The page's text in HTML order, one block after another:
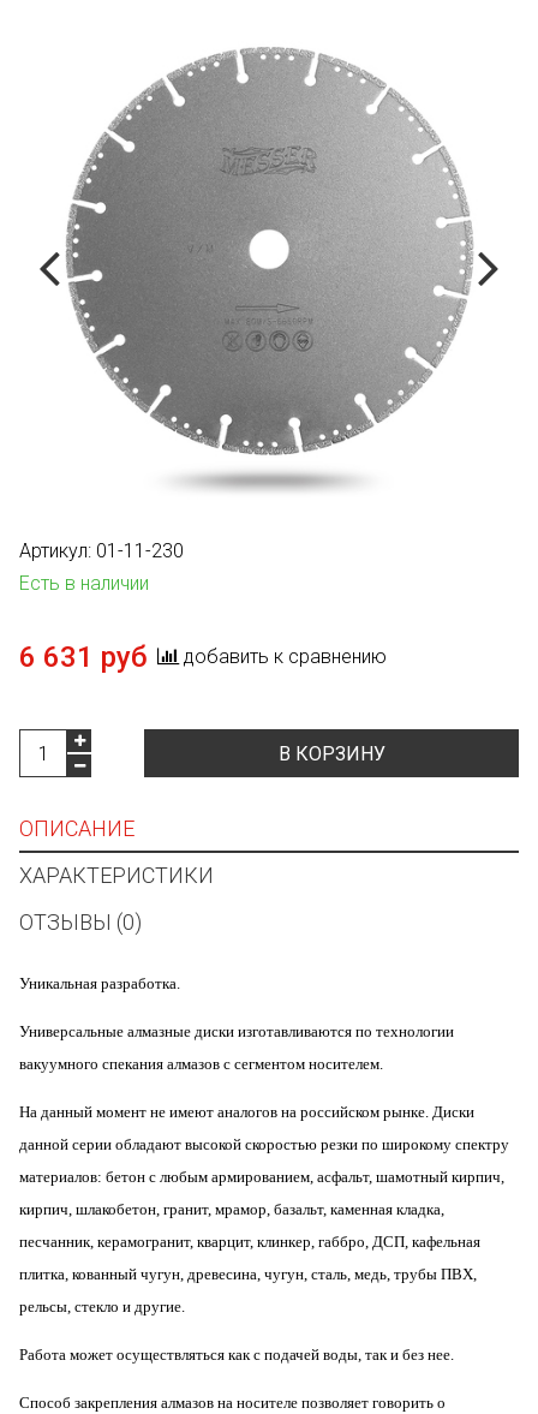
Артикул: 01-11-230
Есть в наличии
6 631 руб добавить к сравнению
В КОРЗИНУ
ОПИСАНИЕ
ХАРАКТЕРИСТИКИ
ОТЗЫВЫ (0)
Уникальная разработка.
Универсальные алмазные диски изготавливаются по технологии
вакуумного спекания алмазов с сегментом носителем.
На данный момент не имеют аналогов на российском рынке. Диски
данной серии обладают высокой скоростью резки по широкому спектру
материалов: бетон с любым армированием, асфальт, шамотный кирпич,
кирпич, шлакобетон, гранит, мрамор, базальт, каменная кладка,
песчанник, керамогранит, кварцит, клинкер, габбро, ДСП, кафельная
плитка, кованный чугун, древесина, чугун, сталь, медь, трубы ПВХ,
рельсы, стекло и другие.
Работа может осуществляться как с подачей воды, так и без нее.
Способ закрепления алмазов на носителе позволяет говорить о